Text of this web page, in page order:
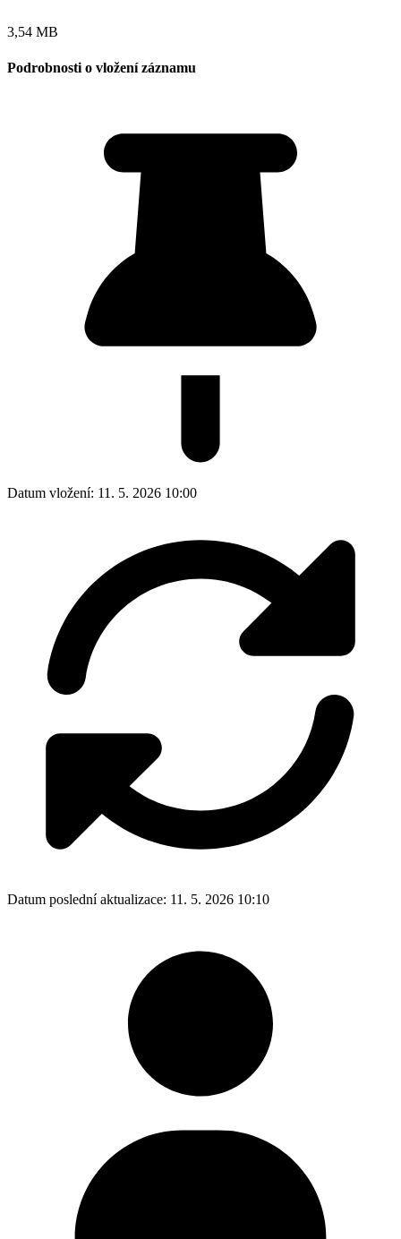
3,54 MB
Podrobnosti o vložení záznamu
Datum vložení: 11. 5. 2026 10:00
Datum poslední aktualizace: 11. 5. 2026 10:10